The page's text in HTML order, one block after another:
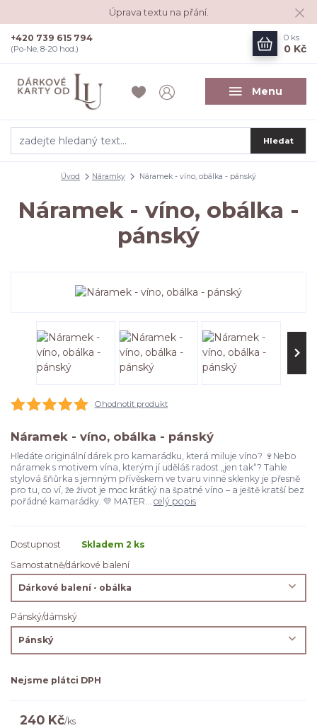
Úprava textu na přání.
Menu
Hledat
+420 739 615 794
(Po-Ne, 8-20 hod.)
0 ks
0 Kč
Úvod Náramky Náramek - víno, obálka - pánský
Náramek - víno, obálka -
pánský
Ohodnotit produkt
Náramek - víno, obálka - pánský
Hledáte originální dárek pro kamarádku, která miluje víno? 🍷Nebo
náramek s motivem vína, kterým jí uděláš radost „jen tak“? Tahle
stylová šňůrka s jemným přívěskem ve tvaru vinné sklenky je přesně
pro tu, co ví, že život je moc krátký na špatné víno – a ještě kratší bez
pořádné kamarádky. 💛 MATER... celý popis
Dostupnost
Skladem 2 ks
Samostatně/dárkové balení
Pánský/dámský
Nejsme plátci DPH
240 Kč/ks